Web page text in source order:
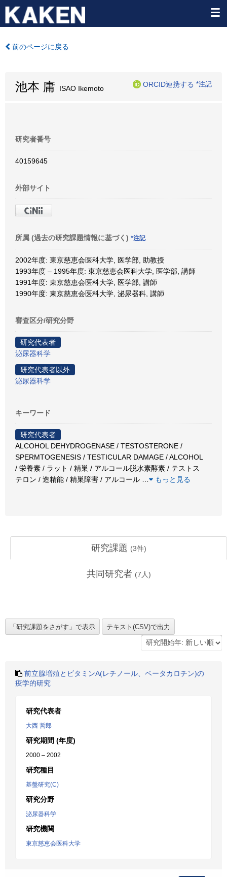
前のページに戻る
池本 庸 ISAO Ikemoto
ORCID連携する *注記
研究者番号
40159645
外部サイト
所属 (過去の研究課題情報に基づく) *注記
2002年度: 東京慈恵会医科大学, 医学部, 助教授
1993年度 – 1995年度: 東京慈恵会医科大学, 医学部, 講師
1991年度: 東京慈恵会医科大学, 医学部, 講師
1990年度: 東京慈恵会医科大学, 泌尿器科, 講師
審査区分/研究分野
研究代表者
泌尿器科学
研究代表者以外
泌尿器科学
キーワード
研究代表者
ALCOHOL DEHYDROGENASE / TESTOSTERONE /
SPERMTOGENESIS / TESTICULAR DAMAGE / ALCOHOL
/ 栄養素 / ラット / 精巣 / アルコール脱水素酵素 / テストス
テロン / 造精能 / 精巣障害 / アルコール
もっと見る
研究課題 (3件)
共同研究者 (7 人)
前立腺増殖とビタミンA(レチノール、ベータカロチン)の
疫学的研究
研究代表者
大西 哲郎
研究期間 (年度)
2000 – 2002
研究種目
基盤研究(C)
研究分野
泌尿器科学
研究機関
東京慈恵会医科大学